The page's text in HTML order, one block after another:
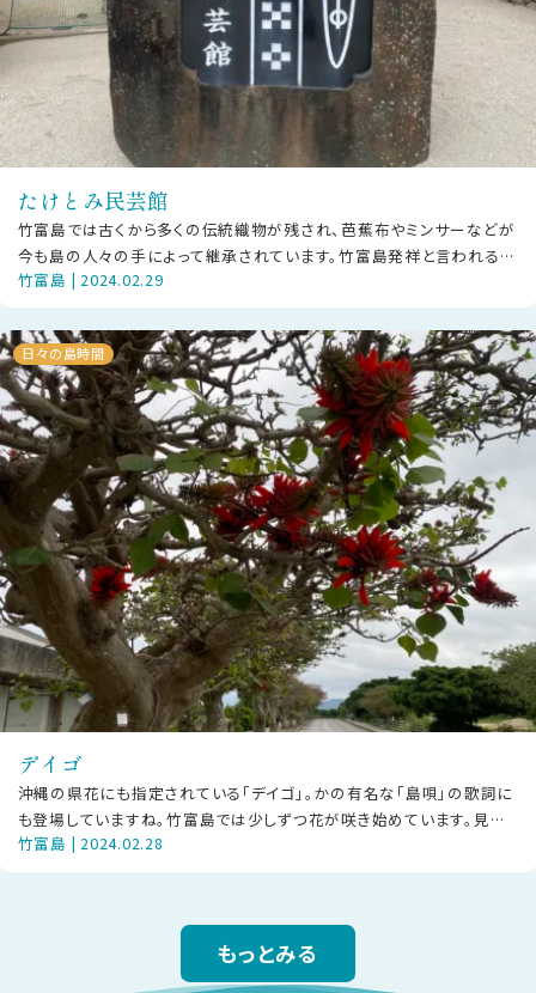
たけとみ民芸館
竹富島では古くから多くの伝統織物が残され、芭蕉布やミンサーなどが
今も島の人々の手によって継承されています。竹富島発祥と言われるミ
ンサーを代表するのが、平織の細帯
竹富島 | 2024.02.29
日々の島時間
デイゴ
沖縄の県花にも指定されている「デイゴ」。かの有名な「島唄」の歌詞に
も登場していますね。竹富島では少しずつ花が咲き始めています。見頃
は3～5月頃で、初夏に真っ赤で
竹富島 | 2024.02.28
もっとみる